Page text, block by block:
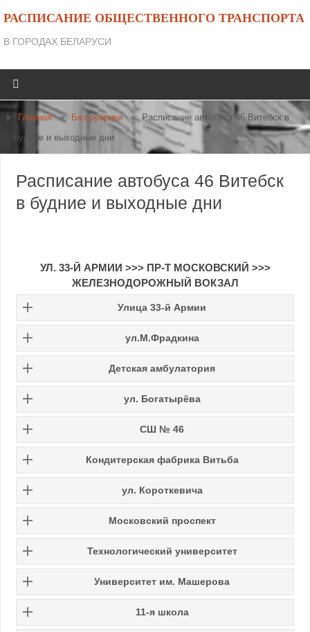
РАСПИСАНИЕ ОБЩЕСТВЕННОГО ТРАНСПОРТА
В ГОРОДАХ БЕЛАРУСИ
Главная » Без рубрики » Расписание автобуса 46 Витебск в
будние и выходные дни
Расписание автобуса 46 Витебск
в будние и выходные дни
УЛ. 33-Й АРМИИ >>> ПР-Т МОСКОВСКИЙ >>>
ЖЕЛЕЗНОДОРОЖНЫЙ ВОКЗАЛ
Улица 33-й Армии
ул.М.Фрадкина
Детская амбулатория
ул. Богатырёва
СШ № 46
Кондитерская фабрика Витьба
ул. Короткевича
Московский проспект
Технологический университет
Университет им. Машерова
11-я школа